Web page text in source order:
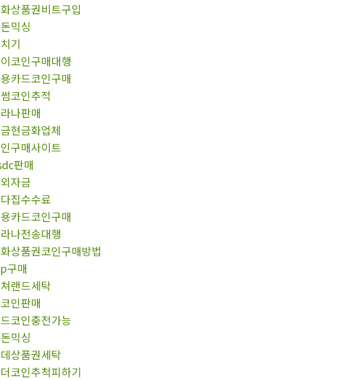
상품권비트구입
믹싱
기
코인구매대행
카드코인구매
코인추적
나판매
현금화업체
구매사이트
판매
자금
집수수료
카드코인구매
나전송대행
상품권코인구매방법
구매
랜드세탁
인판매
코인충전가능
믹싱
상품권세탁
코인추척피하기